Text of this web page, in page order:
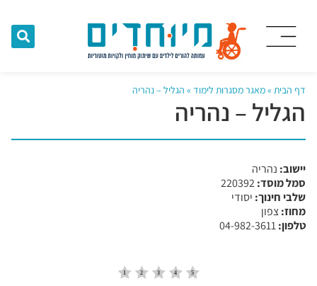
דף הבית »מאגר מסגרות לימוד » הגליל – נהריה
הגליל – נהריה
יישוב: נהריה
סמל מוסד:
שלבי חינוך: יסודי
מחוז:צפון
טלפון:04-982-3611